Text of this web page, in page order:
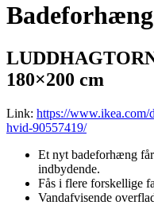
180×200 cm
Link: https://www.ikea.com/
hvid-90557419/
Et nyt badeforhæng
indbydende.
Fås i flere forskellige
Vandafvisende